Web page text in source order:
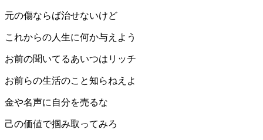
元の傷ならば治せないけど
これからの人生に何か与えよう
お前の聞いてるあいつはリッチ
お前らの生活のこと知らねえよ
金や名声に自分を売るな
己の価値で掴み取ってみろ